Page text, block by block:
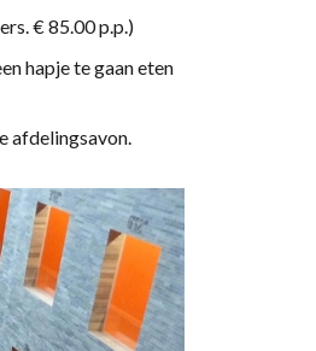
€ 85.00 p.p.)
hapje te gaan eten
afdelingsavon.